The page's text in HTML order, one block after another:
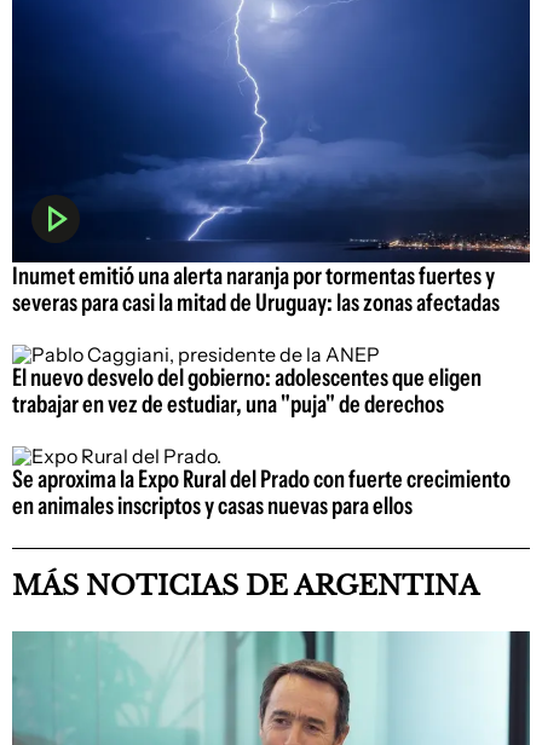
Inumet emitió una alerta naranja por tormentas fuertes y
severas para casi la mitad de Uruguay: las zonas afectadas
El nuevo desvelo del gobierno: adolescentes que eligen
trabajar en vez de estudiar, una "puja" de derechos
Se aproxima la Expo Rural del Prado con fuerte crecimiento
en animales inscriptos y casas nuevas para ellos
MÁS NOTICIAS DE ARGENTINA